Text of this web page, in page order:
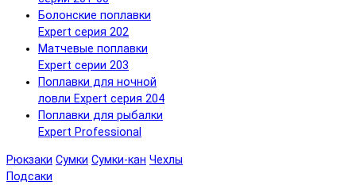
Болонские поплавки
Expert серия 202
Матчевые поплавки
Expert серии 203
Поплавки для ночной
ловли Expert серия 204
Поплавки для рыбалки
Expert Professional
Рюкзаки Сумки Сумки-кан Чехлы
Подсаки